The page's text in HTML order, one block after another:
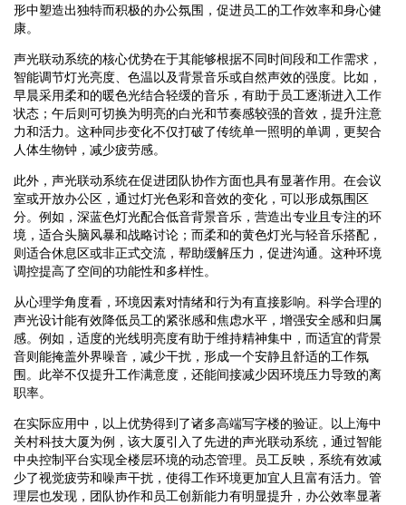
形中塑造出独特而积极的办公氛围，促进员工的工作效率和身心健
康。
声光联动系统的核心优势在于其能够根据不同时间段和工作需求，
智能调节灯光亮度、色温以及背景音乐或自然声效的强度。比如，
早晨采用柔和的暖色光结合轻缓的音乐，有助于员工逐渐进入工作
状态；午后则可切换为明亮的白光和节奏感较强的音效，提升注意
力和活力。这种同步变化不仅打破了传统单一照明的单调，更契合
人体生物钟，减少疲劳感。
此外，声光联动系统在促进团队协作方面也具有显著作用。在会议
室或开放办公区，通过灯光色彩和音效的变化，可以形成氛围区
分。例如，深蓝色灯光配合低音背景音乐，营造出专业且专注的环
境，适合头脑风暴和战略讨论；而柔和的黄色灯光与轻音乐搭配，
则适合休息区或非正式交流，帮助缓解压力，促进沟通。这种环境
调控提高了空间的功能性和多样性。
从心理学角度看，环境因素对情绪和行为有直接影响。科学合理的
声光设计能有效降低员工的紧张感和焦虑水平，增强安全感和归属
感。例如，适度的光线明亮度有助于维持精神集中，而适宜的背景
音则能掩盖外界噪音，减少干扰，形成一个安静且舒适的工作氛
围。此举不仅提升工作满意度，还能间接减少因环境压力导致的离
职率。
在实际应用中，以上优势得到了诸多高端写字楼的验证。以上海中
关村科技大厦为例，该大厦引入了先进的声光联动系统，通过智能
中央控制平台实现全楼层环境的动态管理。员工反映，系统有效减
少了视觉疲劳和噪声干扰，使得工作环境更加宜人且富有活力。管
理层也发现，团队协作和员工创新能力有明显提升，办公效率显著